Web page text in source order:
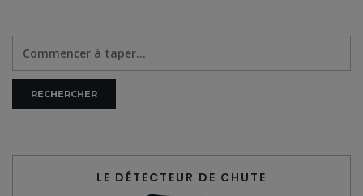
LE DÉTECTEUR DE CHUTE